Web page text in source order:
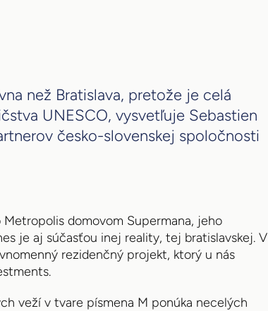
než Bratislava, pretože je celá
UNESCO, vysvetľuje Sebastien
česko-slovenskej spoločnosti
domovom Supermana, jeho
je aj súčasťou inej reality, tej bratislavskej. V
rezidenčný projekt, ktorý u nás
veží v tvare písmena M ponúka necelých